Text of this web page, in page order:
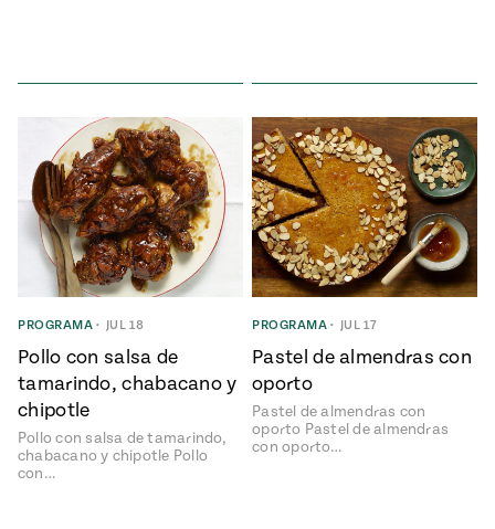
Sabor
#MustEat
of Real
PROGRAMA • JUL 18
Pollo con salsa de
tamarindo, chabacano y
chipotle
Pollo con salsa de tamarindo,
chabacano y chipotle Pollo
con…
PROGRAMA • JUL 17
Pastel de almendras con
oporto
Pastel de almendras con
oporto Pastel de almendras
con oporto…